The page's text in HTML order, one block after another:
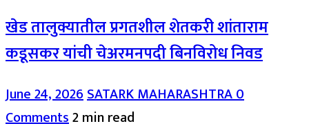
खेड तालुक्यातील प्रगतशील शेतकरी शांताराम
कडूसकर यांची चेअरमनपदी बिनविरोध निवड
June 24, 2026SATARK MAHARASHTRA0
Comments2 min read